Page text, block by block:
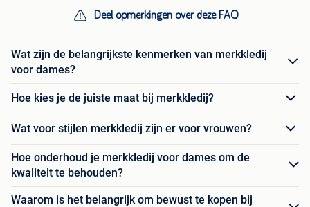
Deel opmerkingen over deze FAQ
Wat zijn de belangrijkste kenmerken van merkkledij
voor dames?
Hoe kies je de juiste maat bij merkkledij?
Wat voor stijlen merkkledij zijn er voor vrouwen?
Hoe onderhoud je merkkledij voor dames om de
kwaliteit te behouden?
Waarom is het belangrijk om bewust te kopen bij